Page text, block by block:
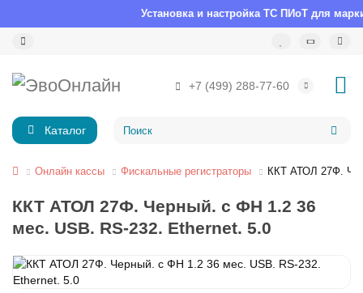
Установка и настройка ТС ПИоТ для
+7 (499) 288-77-60
Каталог
Онлайн кассы Фискальные регистраторы ККТ АТОЛ 27Ф.
ККТ АТОЛ 27Ф. Черный. с ФН 1.2 36
мес. USB. RS-232. Ethernet. 5.0